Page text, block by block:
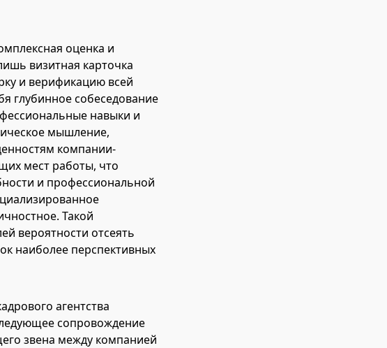
оценка и
визитная карточка
и верификацию всей
глубинное собеседование
навыки и
мышление,
компании-
мест работы, что
и профессиональной
Такой
вероятности отсеять
наиболее перспективных
агентства
сопровождение
звена между компанией